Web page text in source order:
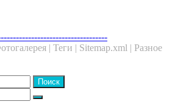
| Теги | Sitemap.xml | Разное
Search